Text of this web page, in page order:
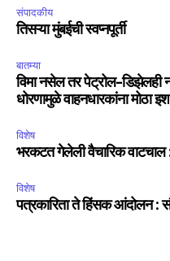
संपादकीय
तिसऱ्या मुंबईची स्वप्नपूर्ती
बातम्या
विमा नसेल तर पेट्रोल-डिझेलही
धोरणामुळे वाहनधारकांना मोठा
विशेष
भरकटत गेलेली वैचारिक वाटचाल
विशेष
पत्रकारिता ते हिंसक आंदोलन :